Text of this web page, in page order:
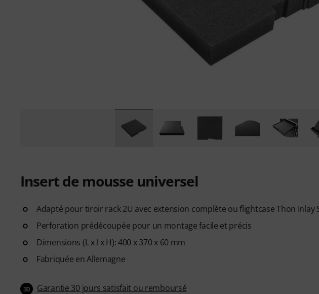
Insert de mousse universel
Adapté pour tiroir rack 2U avec extension complète ou flightcase Thon Inlay
Perforation prédécoupée pour un montage facile et précis
Dimensions (L x l x H): 400 x 370 x 60 mm
Fabriquée en Allemagne
30 Garantie 30 jours satisfait ou remboursé